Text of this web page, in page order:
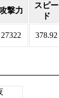
撃力
スピー
ド
27322 378.92